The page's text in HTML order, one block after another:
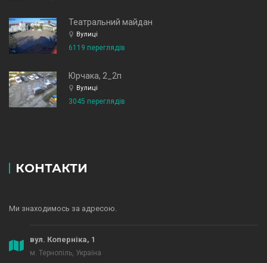
Театральний майдан
Вулиці
6119 переглядів
Юрчака, 2_2п
Вулиці
3045 переглядів
КОНТАКТИ
Ми знаходимось за адресою.
вул. Коперніка, 1
м. Тернопіль, Україна